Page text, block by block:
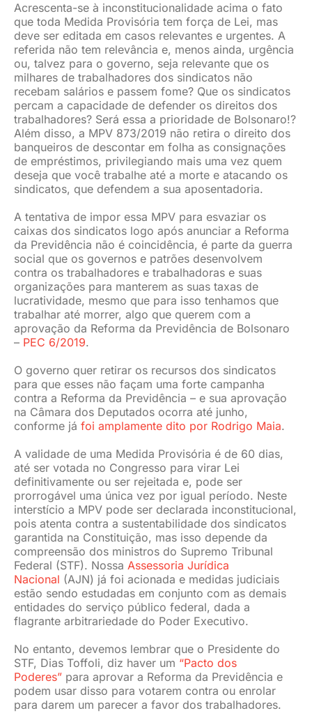
Acrescenta-se à inconstitucionalidade acima o fato
que toda Medida Provisória tem força de Lei, mas
deve ser editada em casos relevantes e urgentes. A
referida não tem relevância e, menos ainda, urgência
ou, talvez para o governo, seja relevante que os
milhares de trabalhadores dos sindicatos não
recebam salários e passem fome? Que os sindicatos
percam a capacidade de defender os direitos dos
trabalhadores? Será essa a prioridade de Bolsonaro!?
Além disso, a MPV 873/2019 não retira o direito dos
banqueiros de descontar em folha as consignações
de empréstimos, privilegiando mais uma vez quem
deseja que você trabalhe até a morte e atacando os
sindicatos, que defendem a sua aposentadoria.
A tentativa de impor essa MPV para esvaziar os
caixas dos sindicatos logo após anunciar a Reforma
da Previdência não é coincidência, é parte da guerra
social que os governos e patrões desenvolvem
contra os trabalhadores e trabalhadoras e suas
organizações para manterem as suas taxas de
lucratividade, mesmo que para isso tenhamos que
trabalhar até morrer, algo que querem com a
aprovação da Reforma da Previdência de Bolsonaro
– PEC 6/2019.
O governo quer retirar os recursos dos sindicatos
para que esses não façam uma forte campanha
contra a Reforma da Previdência – e sua aprovação
na Câmara dos Deputados ocorra até junho,
conforme já foi amplamente dito por Rodrigo Maia.
A validade de uma Medida Provisória é de 60 dias,
até ser votada no Congresso para virar Lei
definitivamente ou ser rejeitada e, pode ser
prorrogável uma única vez por igual período. Neste
interstício a MPV pode ser declarada inconstitucional,
pois atenta contra a sustentabilidade dos sindicatos
garantida na Constituição, mas isso depende da
compreensão dos ministros do Supremo Tribunal
Federal (STF). Nossa Assessoria Jurídica
Nacional (AJN) já foi acionada e medidas judiciais
estão sendo estudadas em conjunto com as demais
entidades do serviço público federal, dada a
flagrante arbitrariedade do Poder Executivo.
No entanto, devemos lembrar que o Presidente do
STF, Dias Toffoli, diz haver um “Pacto dos
Poderes”para aprovar a Reforma da Previdência e
podem usar disso para votarem contra ou enrolar
para darem um parecer a favor dos trabalhadores.